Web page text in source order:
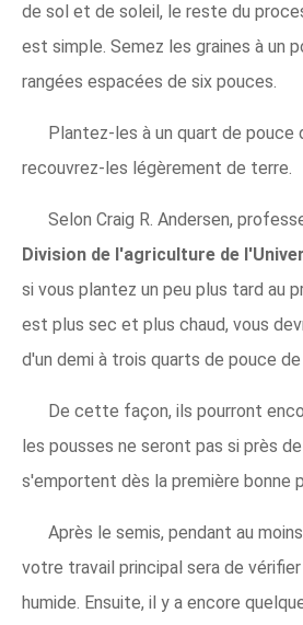
de sol et de soleil, le reste du
est simple. Semez les graines à un
rangées espacées de six pouces.
Plantez-les à un quart de pouce
recouvrez-les légèrement de terre.
Selon Craig R. Andersen,
Division de l'agriculture de
si vous plantez un peu plus tard au
est plus sec et plus chaud, vous
d'un demi à trois quarts de pouce
De cette façon, ils pourront
les pousses ne seront pas si près
s'emportent dès la première bonne
Après le semis, pendant au
votre travail principal sera de
humide. Ensuite, il y a encore